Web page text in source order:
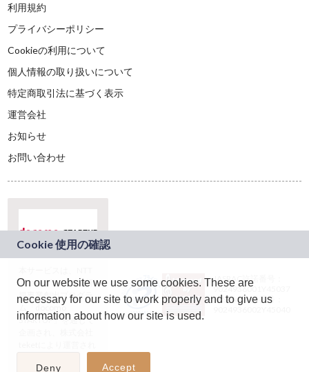
利用規約
プライバシーポリシー
Cookieの利用について
個人情報の取り扱いについて
特定商取引法に基づく表示
運営会社
お知らせ
お問い合わせ
ドコモグループの新
規事業創出プログラ
ム「docomo
STARTUP」を通じて
JASRAC許諾番号：
9024936001Y45037
JASRAC許諾番号：
On our website we use some cookies. These are
necessary for our site to work properly and to give us
information about how our site is used.
Deny Accept